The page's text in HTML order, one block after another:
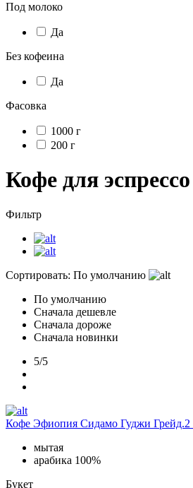
Под молоко
Да
Без кофеина
Да
Фасовка
1000 г
200 г
Кофе для эспрессо
Фильтр
Сортировать: По умолчанию
По умолчанию
Сначала дешевле
Сначала дороже
Сначала новинки
5/5
Кофе Эфиопия Сидамо Гуджи Грейд.2
мытая
арабика 100%
Букет